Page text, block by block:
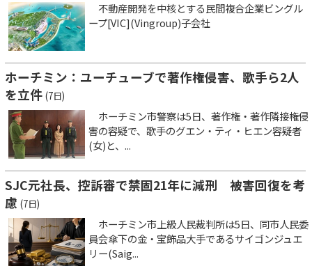
不動産開発を中核とする民間複合企業ビングル
ープ[VIC](Vingroup)子会社
ホーチミン：ユーチューブで著作権侵害、歌手ら2人
を立件 (7日)
ホーチミン市警察は5日、著作権・著作隣接権侵
害の容疑で、歌手のグエン・ティ・ヒエン容疑者
(女)と、...
SJC元社長、控訴審で禁固21年に減刑 被害回復を考
慮 (7日)
ホーチミン市上級人民裁判所は5日、同市人民委
員会傘下の金・宝飾品大手であるサイゴンジュエ
リー(Saig...